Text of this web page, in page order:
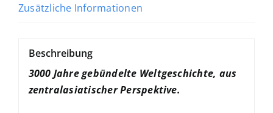
Zusätzliche Informationen
Beschreibung
3000 Jahre gebündelte Weltgeschichte, aus
zentralasiatischer Perspektive.